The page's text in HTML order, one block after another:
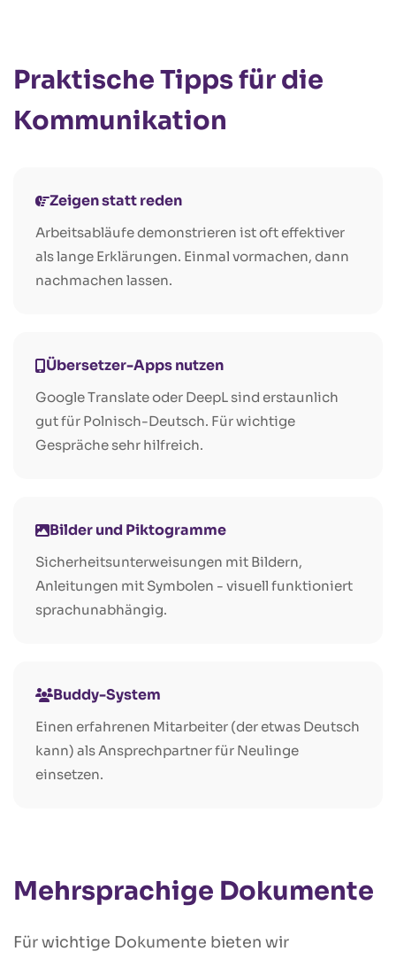
Praktische Tipps für die
Kommunikation
Zeigen statt reden
Arbeitsabläufe demonstrieren ist oft effektiver
als lange Erklärungen. Einmal vormachen, dann
nachmachen lassen.
Übersetzer-Apps nutzen
Google Translate oder DeepL sind erstaunlich
gut für Polnisch-Deutsch. Für wichtige
Gespräche sehr hilfreich.
Bilder und Piktogramme
Sicherheitsunterweisungen mit Bildern,
Anleitungen mit Symbolen - visuell funktioniert
sprachunabhängig.
Buddy-System
Einen erfahrenen Mitarbeiter (der etwas Deutsch
kann) als Ansprechpartner für Neulinge
einsetzen.
Mehrsprachige Dokumente
Für wichtige Dokumente bieten wir